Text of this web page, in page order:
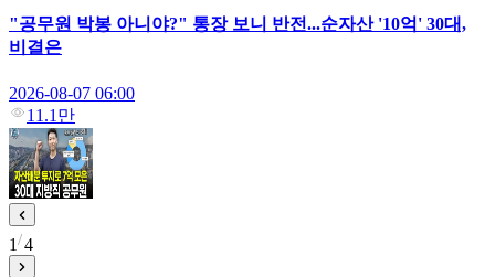
"공무원 박봉 아니야?" 통장 보니 반전...순자산 '10억' 30대,
비결은
2026-08-07 06:00
11.1만
1 4